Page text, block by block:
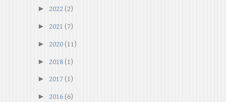
► 2022 (2)
► 2021 (7)
► 2020 (11)
► 2018 (1)
► 2017 (1)
► 2016 (6)